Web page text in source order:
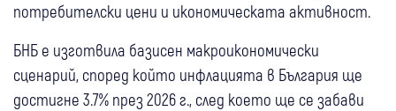
потребителски цени и икономическата активност.
БНБ е изготвила базисен макроикономически
сценарий, според който инфлацията в България ще
достигне 3.7% през 2026 г., след което ще се забави